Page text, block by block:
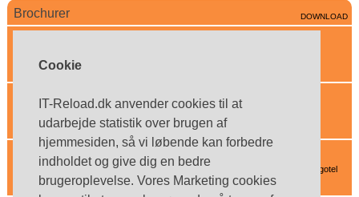
Cookie
IT-Reload.dk anvender cookies til at
udarbejde statistik over brugen af
hjemmesiden, så vi løbende kan forbedre
indholdet og give dig en bedre
brugeroplevelse. Vores Marketing cookies
Brochurer DOWNLOAD
Cortex Consult
Ergotel
Se de smarte headset-løsninger fra Plantronics - kan købes hos Ergotel